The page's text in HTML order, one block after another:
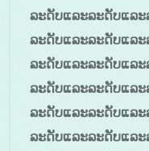
ລະດັບແລະລະດັບແລ
ລະດັບແລະລະດັບແລ
ລະດັບແລະລະດັບແລ
ລະດັບແລະລະດັບແລ
ລະດັບແລະລະດັບແລ
ລະດັບແລະລະດັບແລ